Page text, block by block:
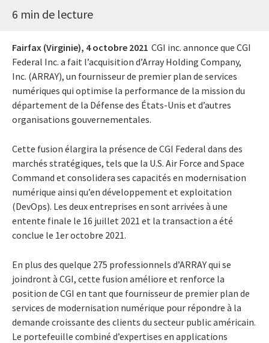
6 min de lecture
Fairfax (Virginie), 4 octobre 2021 CGI inc. annonce que CGI
Federal Inc. a fait l’acquisition d’Array Holding Company,
Inc. (ARRAY), un fournisseur de premier plan de services
numériques qui optimise la performance de la mission du
département de la Défense des États-Unis et d’autres
organisations gouvernementales.
Cette fusion élargira la présence de CGI Federal dans des
marchés stratégiques, tels que la U.S. Air Force and Space
Command et consolidera ses capacités en modernisation
numérique ainsi qu’en développement et exploitation
(DevOps). Les deux entreprises en sont arrivées à une
entente finale le 16 juillet 2021 et la transaction a été
conclue le 1er octobre 2021.
En plus des quelque 275 professionnels d’ARRAY qui se
joindront à CGI, cette fusion améliore et renforce la
position de CGI en tant que fournisseur de premier plan de
services de modernisation numérique pour répondre à la
demande croissante des clients du secteur public américain.
Le portefeuille combiné d’expertises en applications